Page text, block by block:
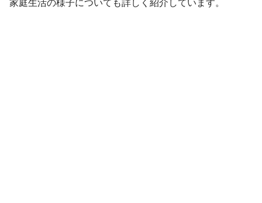
家庭生活の様子についても詳しく紹介しています。